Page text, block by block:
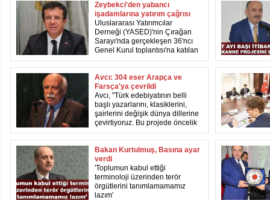
Zeybekci'den yabancı
işadamlarına yatırım çağrısı
Uluslararası Yatırımcılar
Derneği (YASED)'nin Çırağan
Sarayı'nda gerçekleşen 36'ncı
Genel Kurul toplantısı'na katılan
Ekonomi Bakanı Nihat Zeybekci
yabancı işadamlarına yatırım
çağrısında bulundu.
Avcı: 304 eser Arapça ve
Farsça'ya çevrildi
Avcı, "Türk edebiyatının belli
başlı yazarlarını, klasiklerini,
şairlerini değişik dünya dillerine
çevirtiyoruz. Bu projede öncelik
komşularımızın oluyor. Bugüne
kadar 304 eser Arapça ve
Farsça'ya çevrilmiştir" dedi.
Bakan Kurtulmuş, Basına ayar
verdi
'Toplumun kabul ettiği
terminoloji üzerinden terör
örgütlerini tanımlamamamız
lazım'